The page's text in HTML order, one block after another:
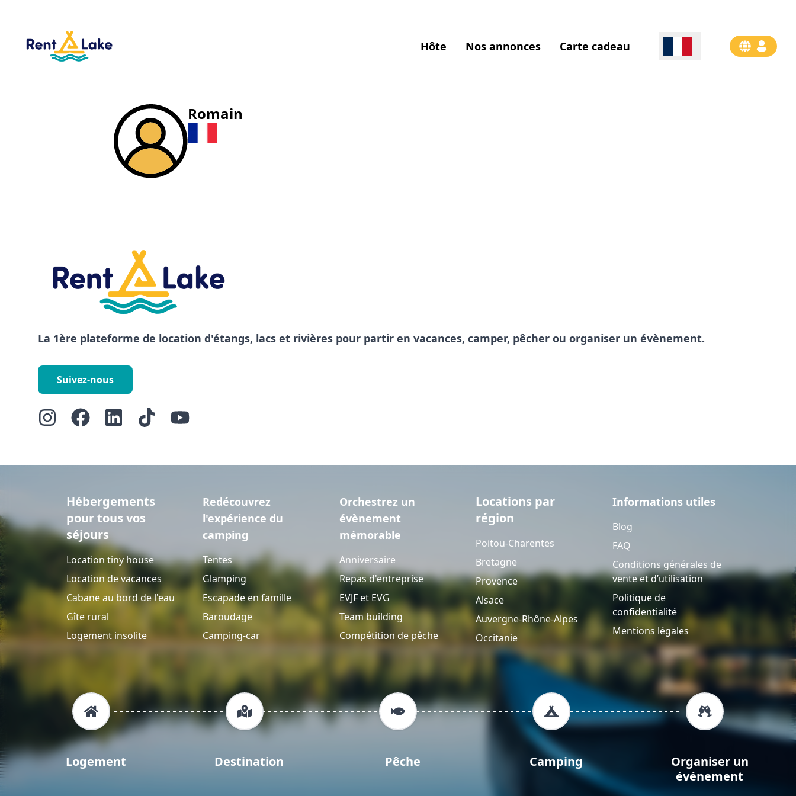
Hôte Nos annonces Carte cadeau
Romain
La 1ère plateforme de location d'étangs, lacs et rivières pour partir en vacances, camper, pêcher ou organiser un évènement.
Suivez-nous
Hébergements
pour tous vos
séjours
Location tiny house
Location de vacances
Cabane au bord de l'eau
Gîte rural
Logement insolite
Redécouvrez
l'expérience du
camping
Tentes
Glamping
Escapade en famille
Baroudage
Camping-car
Orchestrez un
évènement
mémorable
Anniversaire
Repas d'entreprise
EVJF et EVG
Team building
Compétition de pêche
Locations par
région
Poitou-Charentes
Bretagne
Provence
Alsace
Auvergne-Rhône-Alpes
Occitanie
Informations utiles
Blog
FAQ
Conditions générales de
vente et d’utilisation
Politique de
confidentialité
Mentions légales
Logement Destination Pêche Camping
Organiser un
événement